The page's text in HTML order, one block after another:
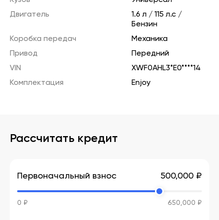
Двигатель
1.6 л / 115 л.с /
Бензин
Коробка передач
Механика
Привод
Передний
VIN
XWF0AHL3*E0****14
Комплектация
Enjoy
Рассчитать кредит
Первоначальный взнос 500,000 ₽
0 ₽ 650,000 ₽